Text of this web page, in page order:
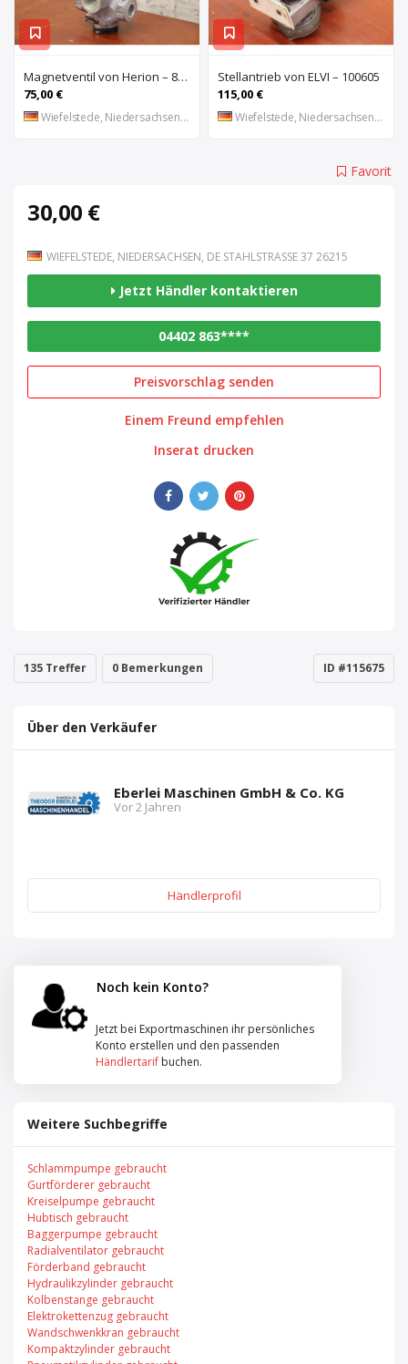
Magnetventil von Herion – 8026673
75,00 €
Wiefelstede, Niedersachsen, DE
Stellantrieb von ELVI – 100605
115,00 €
Wiefelstede, Niedersachsen, DE
Favorit
30,00 €
WIEFELSTEDE, NIEDERSACHSEN, DE STAHLSTRASSE 37 26215
Jetzt Händler kontaktieren
04402 863****
Preisvorschlag senden
Einem Freund empfehlen
Inserat drucken
135 Treffer 0 Bemerkungen ID #115675
Über den Verkäufer
Eberlei Maschinen GmbH & Co. KG
Vor 2 Jahren
Händlerprofil
Noch kein Konto?
Jetzt bei Exportmaschinen ihr persönliches
Konto erstellen und den passenden
Händlertarif buchen.
Weitere Suchbegriffe
Schlammpumpe gebraucht
Gurtförderer gebraucht
Kreiselpumpe gebraucht
Hubtisch gebraucht
Baggerpumpe gebraucht
Radialventilator gebraucht
Förderband gebraucht
Hydraulikzylinder gebraucht
Kolbenstange gebraucht
Elektrokettenzug gebraucht
Wandschwenkkran gebraucht
Kompaktzylinder gebraucht